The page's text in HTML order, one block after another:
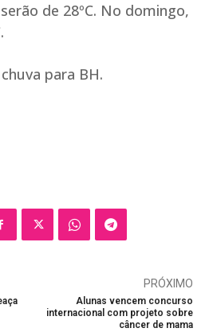
de 28ºC. No domingo,
para BH.
PRÓXIMO
Alunas vencem concurso
internacional com projeto sobre
câncer de mama